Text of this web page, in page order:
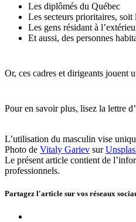
Les diplômés du Québec
Les secteurs prioritaires,
Les gens résidant à
Et aussi, des personnes
Or, ces cadres et dirigeants jouent
Pour en savoir plus, lisez la lettre
L’utilisation du masculin vise
Photo de Vitaly Gariev sur
Le présent article contient de
professionnels.
Partagez l'article sur vos réseaux